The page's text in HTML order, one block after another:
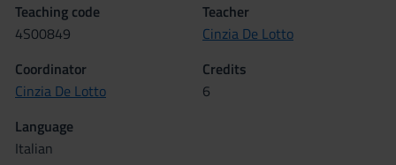
Teaching code
4S00849
Teacher
Cinzia De Lotto
Coordinator
Cinzia De Lotto
Credits
6
Language
Italian